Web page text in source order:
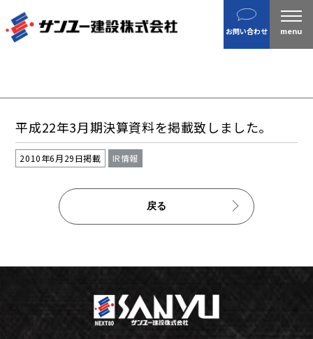
お問い合わせ
建設
企業案内
沿革
株主総会招集通知など
平成22年3月期決算資料を掲載致しました。
2010年6月29日掲載 IR情報
戻る